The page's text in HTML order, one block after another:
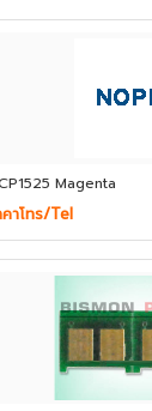
Magenta
าโทร/Tel